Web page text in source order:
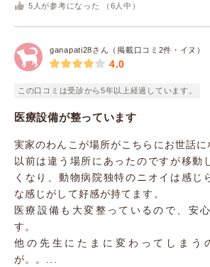
5 人が参考になった （ 6 人中）
ganapati28さん（掲載口コミ2件・イヌ）
4.0
この口コミは受診から5年以上経過しています。
医療設備が整っています
実家のわんこが場所がこちらにお世話に
以前は違う場所にあったのですが移動
くなり、動物病院独特のニオイは感じ
な感じがして好感が持てます。
医療設備も大変整っているので、安
す。
他の先生にたまに変わってしまう
が。。...